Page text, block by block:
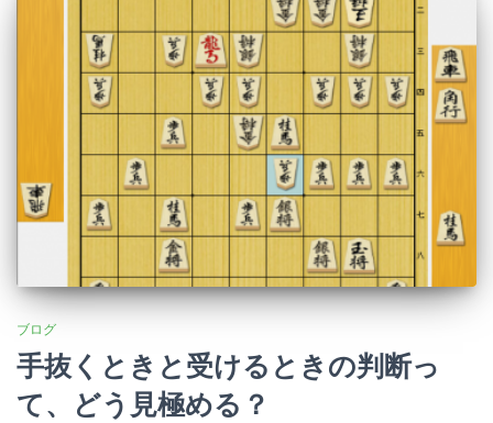
ブログ
手抜くときと受けるときの判断っ
て、どう見極める？